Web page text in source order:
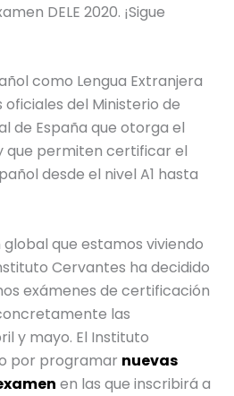
DELE 2020. ¡Sigue
como Lengua Extranjera
oficiales del Ministerio de
de España que otorga el
que permiten certificar el
desde el nivel A1 hasta
que estamos viviendo
Cervantes ha decidido
exámenes de certificación
las
y mayo. El Instituto
por programar nuevas
en las que inscribirá a